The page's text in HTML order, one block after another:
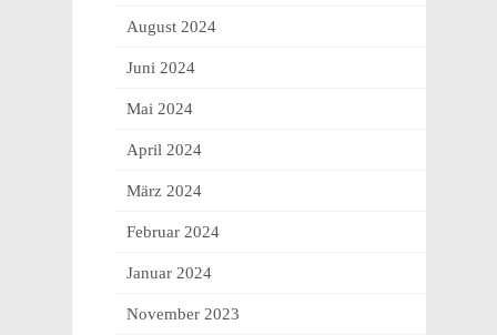
August 2024
Juni 2024
Mai 2024
April 2024
März 2024
Februar 2024
Januar 2024
November 2023